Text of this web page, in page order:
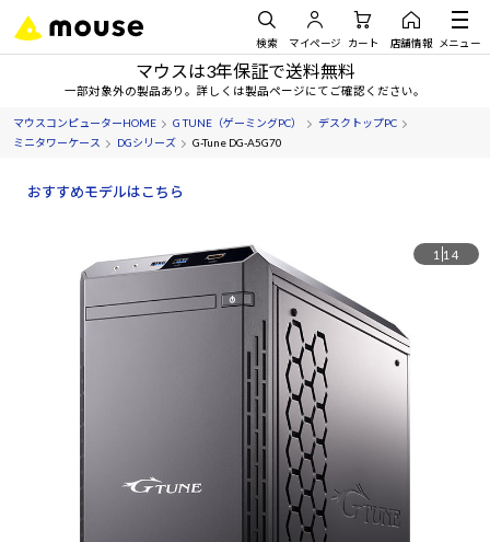
検索 マイページ カート 店舗情報 メニュー
マウスは3年保証で送料無料
一部対象外の製品あり。詳しくは製品ページにてご確認ください。
マウスコンピューターHOME G TUNE（ゲーミングPC）
デスクトップPC
ミニタワーケース
DGシリーズ G-Tune DG-A5G70
おすすめモデルはこちら
1 14